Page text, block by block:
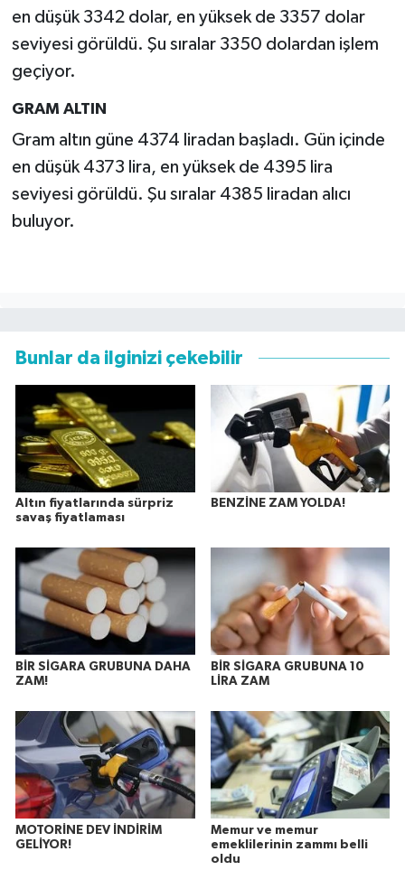
en düşük 3342 dolar, en yüksek de 3357 dolar
seviyesi görüldü. Şu sıralar 3350 dolardan işlem
geçiyor.
GRAM ALTIN
Gram altın güne 4374 liradan başladı. Gün içinde
en düşük 4373 lira, en yüksek de 4395 lira
seviyesi görüldü. Şu sıralar 4385 liradan alıcı
buluyor.
Bunlar da ilginizi çekebilir
Altın fiyatlarında sürpriz
savaş fiyatlaması
BENZİNE ZAM YOLDA!
BİR SİGARA GRUBUNA DAHA
ZAM!
BİR SİGARA GRUBUNA 10
LİRA ZAM
MOTORİNE DEV İNDİRİM
GELİYOR!
Memur ve memur
emeklilerinin zammı belli
oldu